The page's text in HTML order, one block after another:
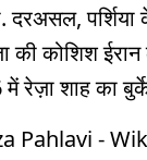
की कोशिश
शाह का